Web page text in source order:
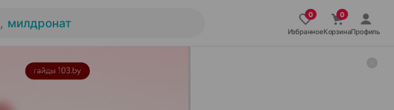
, милдронат
ИзбранноеКорзинаПрофиль